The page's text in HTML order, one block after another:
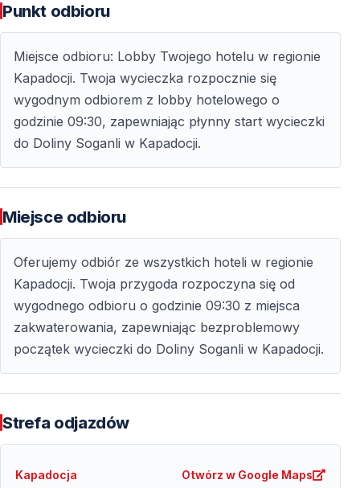
17:30 — Zakończenie Wycieczki
— Powrót do hoteli w Kapadocji
— Czas na odpoczynek po całym dniu zwiedzania
— Kompleksowe poznanie południowej Kapadocji
Dlaczego Warto Wybrać Wycieczkę do Doliny
Soğanlı
Zrównoważone Doświadczenie
— Trasa bez tłumów
— Idealna dla osób odwiedzających Kapadocję
ponownie
— Spokojna alternatywa dla popularnych dolin
Najczęściej Zadawane Pytania — Dolina
Soğanlı
Jak długo trwa wycieczka?
Około 8 godzin — od 09:30 do około 17:30.
Punkt odbioru
Miejsce odbioru: Lobby Twojego hotelu w regionie
Kapadocji. Twoja wycieczka rozpocznie się
wygodnym odbiorem z lobby hotelowego o
godzinie 09:30, zapewniając płynny start wycieczki
do Doliny Soganli w Kapadocji.
Miejsce odbioru
Oferujemy odbiór ze wszystkich hoteli w regionie
Kapadocji. Twoja przygoda rozpoczyna się od
wygodnego odbioru o godzinie 09:30 z miejsca
zakwaterowania, zapewniając bezproblemowy
początek wycieczki do Doliny Soganli w Kapadocji.
Strefa odjazdów
Kapadocja Otwórz w Google Maps